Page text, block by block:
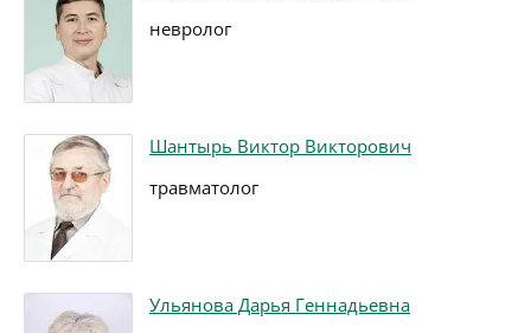
невролог
Шантырь Виктор Викторович
травматолог
Ульянова Дарья Геннадьевна